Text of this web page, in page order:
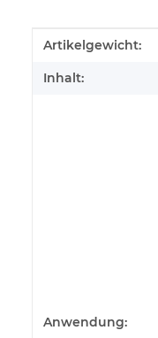
Produkteigenschaft
Wert
Artikelgewicht:
Inhalt:
Anwendung: